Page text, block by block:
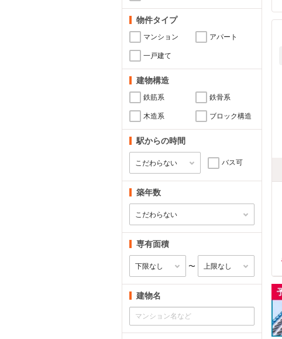
物件タイプ
マンション アパート
一戸建て
建物構造
鉄筋系 鉄骨系
木造系 ブロック構造
駅からの時間
バス可
築年数
専有面積
〜
建物名